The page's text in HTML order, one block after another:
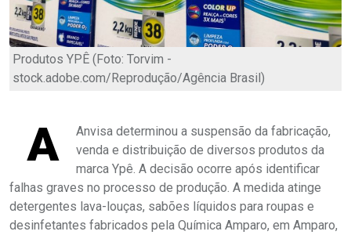
Produtos YPÊ (Foto: Torvim -
stock.adobe.com/Reprodução/Agência Brasil)
A
Anvisa determinou a suspensão da fabricação,
venda e distribuição de diversos produtos da
marca Ypê. A decisão ocorre após identificar
falhas graves no processo de produção. A medida atinge
detergentes lava-louças, sabões líquidos para roupas e
desinfetantes fabricados pela Química Amparo, em Amparo,